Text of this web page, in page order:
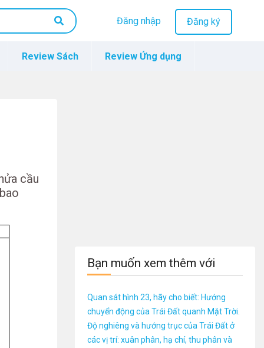
Đăng nhập Đăng ký
Review Sách Review Ứng dụng
cầu
Bạn muốn xem thêm với
Quan sát hình 23, hãy cho biết: Hướng
chuyển động của Trái Đất quanh Mặt Trời.
Độ nghiêng và hướng trục của Trái Đất ở
các vị trí: xuân phân, hạ chí, thu phân và